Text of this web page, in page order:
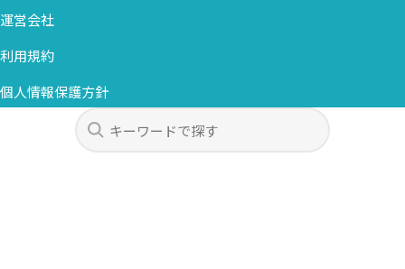
運営会社
利用規約
個人情報保護方針
カスタマーハラスメント基本方針